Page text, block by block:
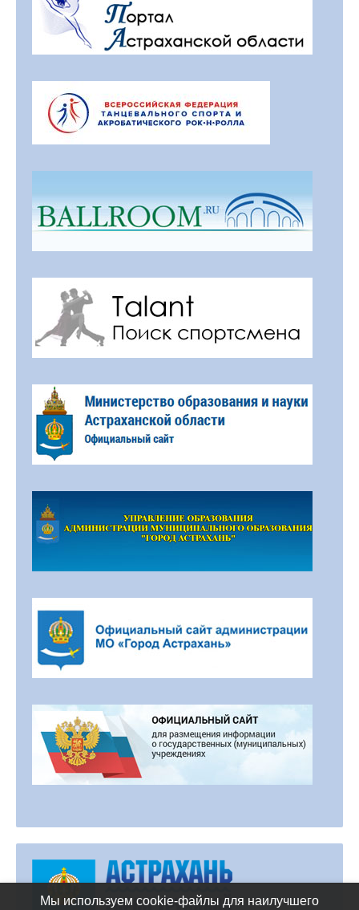
Мы используем cookie-файлы для наилучшего